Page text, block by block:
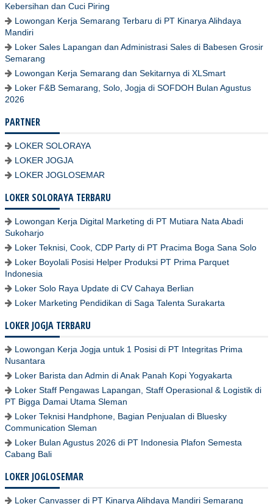
Kebersihan dan Cuci Piring
Lowongan Kerja Semarang Terbaru di PT Kinarya Alihdaya
Mandiri
Loker Sales Lapangan dan Administrasi Sales di Babesen Grosir
Semarang
Lowongan Kerja Semarang dan Sekitarnya di XLSmart
Loker F&B Semarang, Solo, Jogja di SOFDOH Bulan Agustus
2026
PARTNER
LOKER SOLORAYA
LOKER JOGJA
LOKER JOGLOSEMAR
LOKER SOLORAYA TERBARU
Lowongan Kerja Digital Marketing di PT Mutiara Nata Abadi
Sukoharjo
Loker Teknisi, Cook, CDP Party di PT Pracima Boga Sana Solo
Loker Boyolali Posisi Helper Produksi PT Prima Parquet
Indonesia
Loker Solo Raya Update di CV Cahaya Berlian
Loker Marketing Pendidikan di Saga Talenta Surakarta
LOKER JOGJA TERBARU
Lowongan Kerja Jogja untuk 1 Posisi di PT Integritas Prima
Nusantara
Loker Barista dan Admin di Anak Panah Kopi Yogyakarta
Loker Staff Pengawas Lapangan, Staff Operasional & Logistik di
PT Bigga Damai Utama Sleman
Loker Teknisi Handphone, Bagian Penjualan di Bluesky
Communication Sleman
Loker Bulan Agustus 2026 di PT Indonesia Plafon Semesta
Cabang Bali
LOKER JOGLOSEMAR
Loker Canvasser di PT Kinarya Alihdaya Mandiri Semarang